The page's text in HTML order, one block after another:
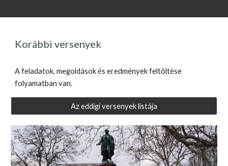
Korábbi versenyek
A feladatok, megoldások és eredmények feltöltése
folyamatban van.
Az eddigi versenyek listája